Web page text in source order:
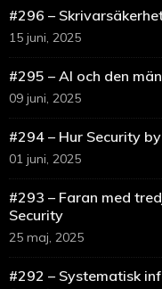
#296 –
15 juni, 2025
#295 – AI och den
09 juni, 2025
#294 – Hur Security
01 juni, 2025
#293 – Faran med
Security
25 maj, 2025
#292 – Systematisk